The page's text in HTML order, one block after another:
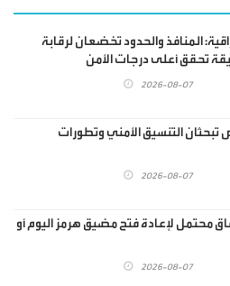
المنافذ والحدود تخضعان لرقابة
تحقق أعلى درجات الأمن
2026-08-07
تبحثان التنسيق الأمني وتطورات
2026-08-07
محتمل لإعادة فتح مضيق هرمز اليوم أو
2026-08-07